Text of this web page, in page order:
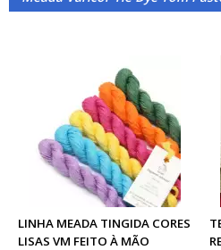
LINHA MEADA TINGIDA CORES
LISAS VM FEITO À MÃO